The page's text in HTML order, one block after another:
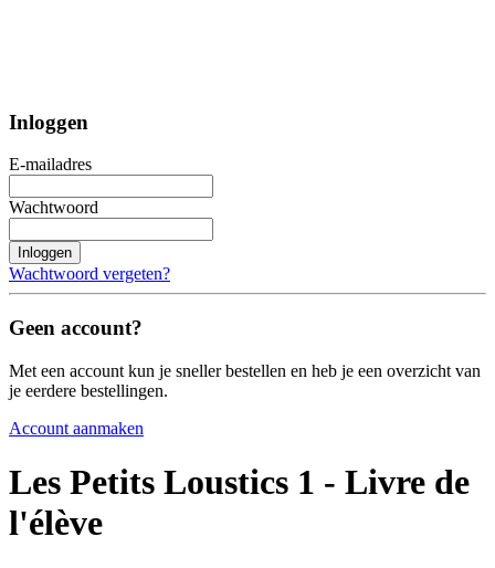
Inloggen
E-mailadres
Wachtwoord
Inloggen
Wachtwoord vergeten?
Geen account?
Met een account kun je sneller bestellen en heb je een overzicht van
je eerdere bestellingen.
Account aanmaken
Les Petits Loustics 1 - Livre de
l'élève